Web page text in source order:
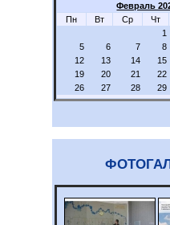
Февраль
Пн
Вт Ср Чт
1
5
6 7 8
12
13 14 15
19
20 21 22
26
27 28 29